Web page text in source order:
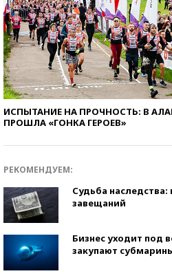
ИСПЫТАНИЕ НА ПРОЧНОСТЬ: В
ПРОШЛА «ГОНКА ГЕРОЕВ»
РЕКОМЕНДУЕМ:
Судьба
завещаний
Бизнес уходит под
закупают